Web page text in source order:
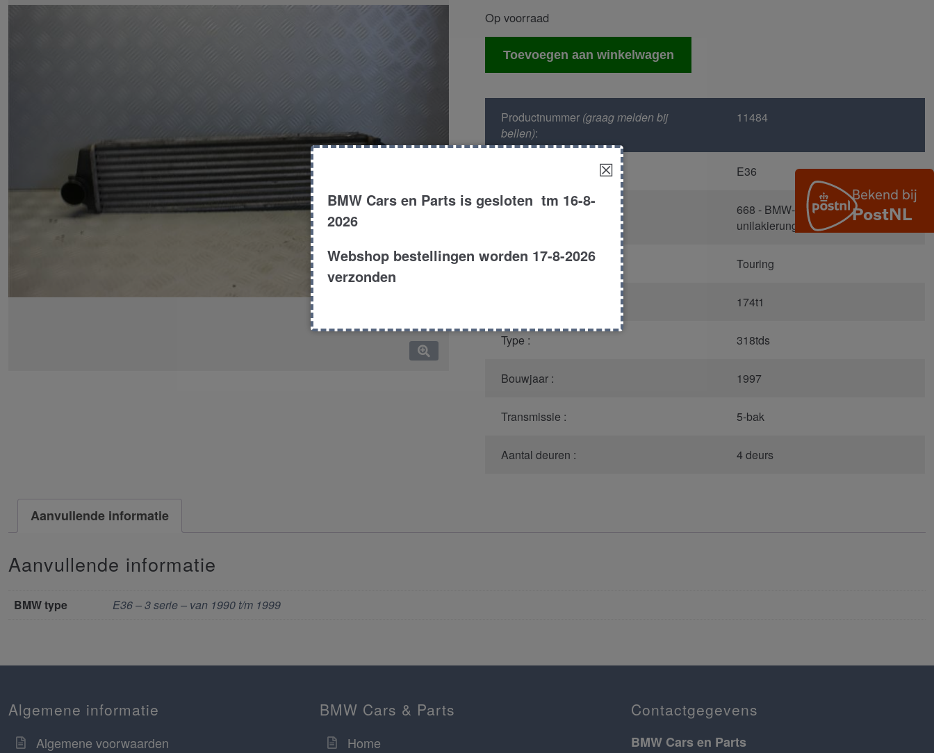
Op voorraad
Intercooler
Toevoegen aan winkelwagen
Productnummer (graag melden bij
bellen):
11484
E36
Kleur :
668 - BMW-Schwarz 2
unilakierung
Carroserie : Touring
174t1
Type : 318tds
Bouwjaar : 1997
Transmissie : 5-bak
Aantal deuren : 4 deurs
Aanvullende informatie
Aanvullende informatie
BMW type E36 – 3 serie – van 1990 t/m 1999
Algemene informatie
Algemene voorwaarden
BMW Cars & Parts
Home
Contactgegevens
BMW Cars en Parts
☒
BMW Cars en Parts is gesloten tm 16-8-
2026
Webshop bestellingen worden 17-8-2026
verzonden